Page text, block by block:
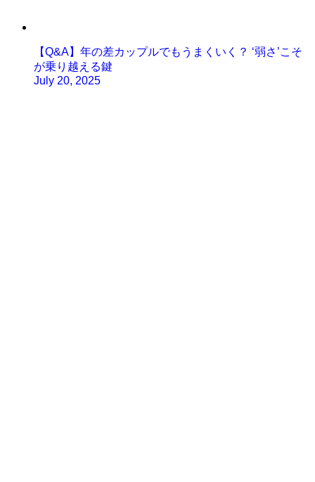
【Q&A】年の差カップルでもうまくいく？ ‘弱さ’こそ
が乗り越える鍵
July 20, 2025